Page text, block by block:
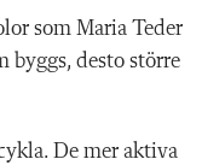
som Maria Teder
byggs, desto större
De mer aktiva